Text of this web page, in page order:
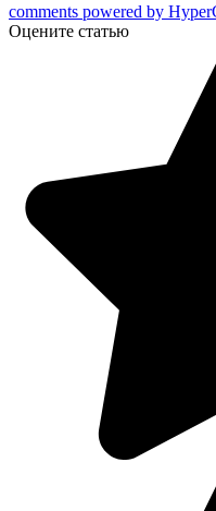
comments powered by
Оцените статью